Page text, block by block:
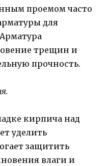
проемом часто
для
трещин и
прочность.
кирпича над
уделить
защитить
влаги и